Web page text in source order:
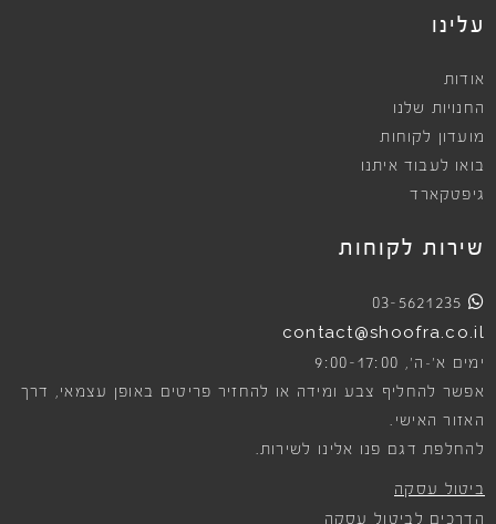
עלינו
אודות
החנויות שלנו
מועדון לקוחות
בואו לעבוד איתנו
גיפטקארד
שירות לקוחות
03-5621235
contact@shoofra.co.il
ימים א׳-ה׳, 9:00-17:00
אפשר להחליף צבע ומידה או להחזיר פריטים באופן עצמאי, דרך
האזור האישי.
להחלפת דגם פנו אלינו לשירות.
ביטול עסקה
הדרכים לביטול עסקה